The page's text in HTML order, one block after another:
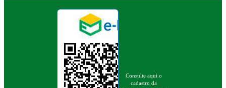
Consulte aqui o
cadastro da